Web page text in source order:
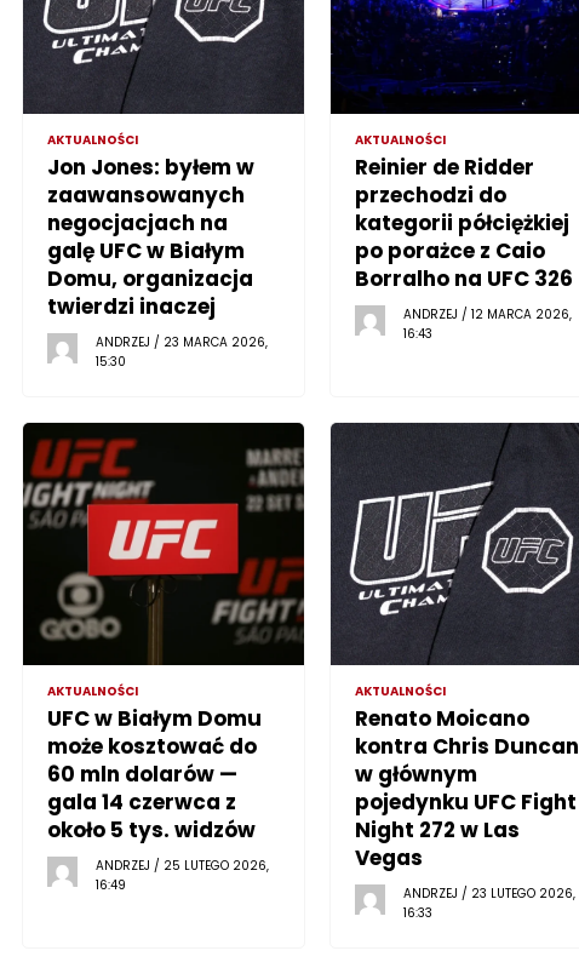
AKTUALNOŚCI
Jon Jones: byłem w
zaawansowanych
negocjacjach na
galę UFC w Białym
Domu, organizacja
twierdzi inaczej
ANDRZEJ / 23 MARCA 2026,
15:30
AKTUALNOŚCI
Reinier de Ridder
przechodzi do
kategorii półciężkiej
po porażce z Caio
Borralho na UFC 326
ANDRZEJ / 12 MARCA 2026,
16:43
AKTUALNOŚCI
UFC w Białym Domu
może kosztować do
60 mln dolarów —
gala 14 czerwca z
około 5 tys. widzów
ANDRZEJ / 25 LUTEGO 2026,
16:49
AKTUALNOŚCI
Renato Moicano
kontra Chris Duncan
w głównym
pojedynku UFC Fight
Night 272 w Las
Vegas
ANDRZEJ / 23 LUTEGO 2026,
16:33